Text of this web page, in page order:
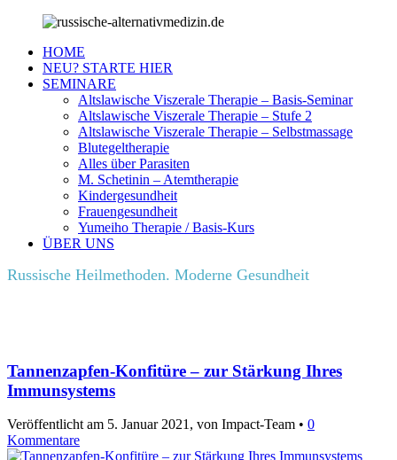
HOME
NEU? STARTE HIER
SEMINARE
Altslawische Viszerale Therapie – Basis-Seminar
Altslawische Viszerale Therapie – Stufe 2
Altslawische Viszerale Therapie – Selbstmassage
Blutegeltherapie
Alles über Parasiten
M. Schetinin – Atemtherapie
Kindergesundheit
Frauengesundheit
Yumeiho Therapie / Basis-Kurs
ÜBER UNS
Russische Heilmethoden. Moderne Gesundheit
Tannenzapfen-Konfitüre – zur Stärkung Ihres
Immunsystems
Veröffentlicht am 5. Januar 2021, von Impact-Team • 0
Kommentare